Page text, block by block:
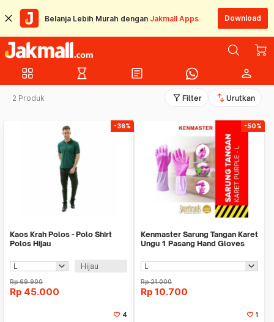
Belanja Lebih Murah dengan Jakmall Apps Download
grid_view hourglass_empty article person
2 Produk filter_alt Filter swap_vert Urutkan
-36%
Kaos Krah Polos - Polo Shirt
Polos Hijau
Hijau
Rp69.900
Rp 45.000
4
-50%
Kenmaster Sarung Tangan Karet
Ungu 1 Pasang Hand Gloves
Rp21.000
Rp 10.700
1